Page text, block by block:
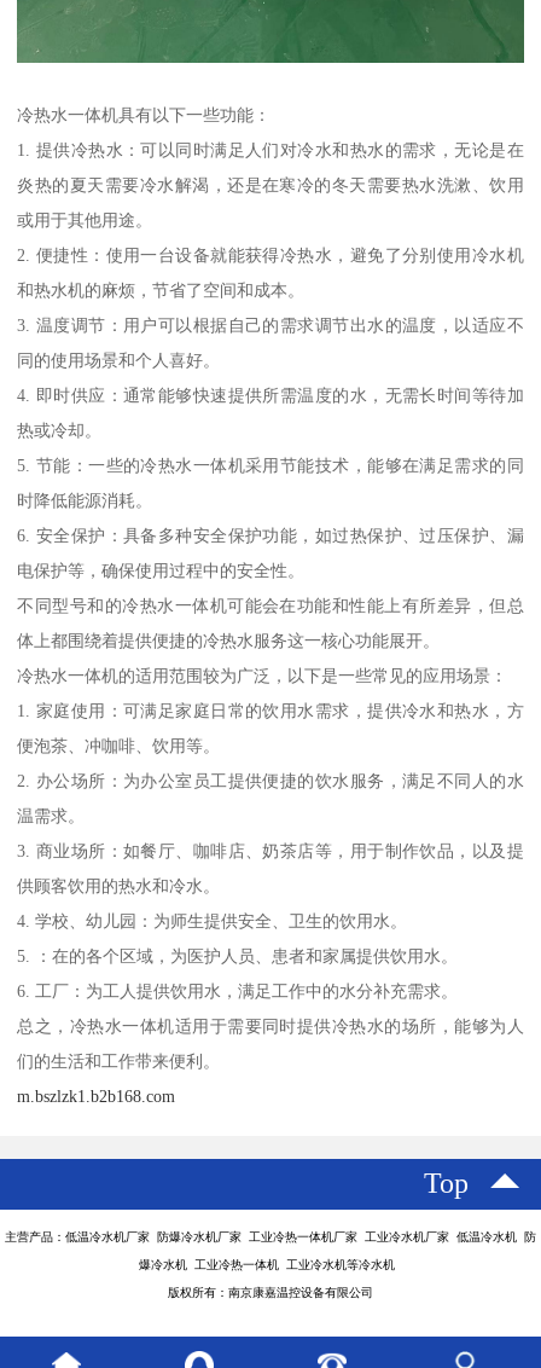
冷热水一体机具有以下一些功能：
1. 提供冷热水：可以同时满足人们对冷水和热水的需求，无论是在
炎热的夏天需要冷水解渴，还是在寒冷的冬天需要热水洗漱、饮用
或用于其他用途。
2. 便捷性：使用一台设备就能获得冷热水，避免了分别使用冷水机
和热水机的麻烦，节省了空间和成本。
3. 温度调节：用户可以根据自己的需求调节出水的温度，以适应不
同的使用场景和个人喜好。
4. 即时供应：通常能够快速提供所需温度的水，无需长时间等待加
热或冷却。
5. 节能：一些的冷热水一体机采用节能技术，能够在满足需求的同
时降低能源消耗。
6. 安全保护：具备多种安全保护功能，如过热保护、过压保护、漏
电保护等，确保使用过程中的安全性。
不同型号和的冷热水一体机可能会在功能和性能上有所差异，但总
体上都围绕着提供便捷的冷热水服务这一核心功能展开。
冷热水一体机的适用范围较为广泛，以下是一些常见的应用场景：
1. 家庭使用：可满足家庭日常的饮用水需求，提供冷水和热水，方
便泡茶、冲咖啡、饮用等。
2. 办公场所：为办公室员工提供便捷的饮水服务，满足不同人的水
温需求。
3. 商业场所：如餐厅、咖啡店、奶茶店等，用于制作饮品，以及提
供顾客饮用的热水和冷水。
4. 学校、幼儿园：为师生提供安全、卫生的饮用水。
5. ：在的各个区域，为医护人员、患者和家属提供饮用水。
6. 工厂：为工人提供饮用水，满足工作中的水分补充需求。
总之，冷热水一体机适用于需要同时提供冷热水的场所，能够为人
们的生活和工作带来便利。
m.bszlzk1.b2b168.com
Top
主营产品：低温冷水机厂家 防爆冷水机厂家 工业冷热一体机厂家 工业冷水机厂家 低温冷水机 防
爆冷水机 工业冷热一体机 工业冷水机等冷水机
版权所有：南京康嘉温控设备有限公司